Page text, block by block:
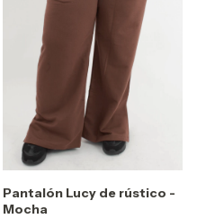
Pantalón Lucy de rústico -
Mocha